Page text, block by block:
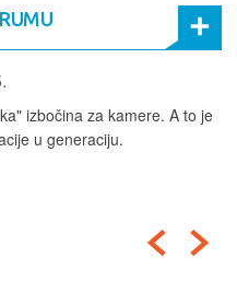
izbočina za kamere. A to je
u generaciju.